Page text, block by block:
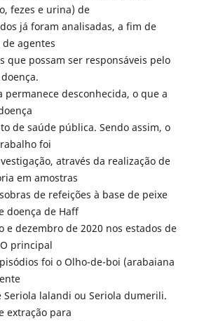
fezes e urina) de
já foram analisadas, a fim de
agentes
que possam ser responsáveis pelo
permanece desconhecida, o que a
de saúde pública. Sendo assim, o
foi
através da realização de
em amostras
de refeições à base de peixe
doença de Haff
e dezembro de 2020 nos estados de
principal
foi o Olho-de-boi (arabaiana
Seriola lalandi ou Seriola dumerili.
extração para